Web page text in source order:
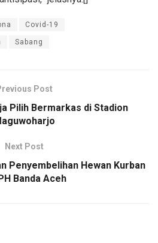
Covid-19
Sabang
Post
Pilih Bermarkas di Stadion
Next Post
Penyembelihan Hewan Kurban
Banda Aceh